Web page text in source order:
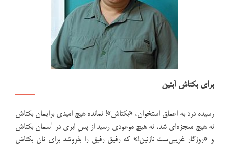
برای بکتاش آبتین
رسیده درد به اعماق استخوان، «بکتاش»! نمانده هیچ امیدی برایمان بکتاش
نه هیچ معجزه‌ای شد، نه هیچ موعودی رسید از پسِ ابری در آسمان بکتاش
و «روزگار غریبی‌ست نازنین!» که رفیق رفیق را بفروشد برای نان بکتاش